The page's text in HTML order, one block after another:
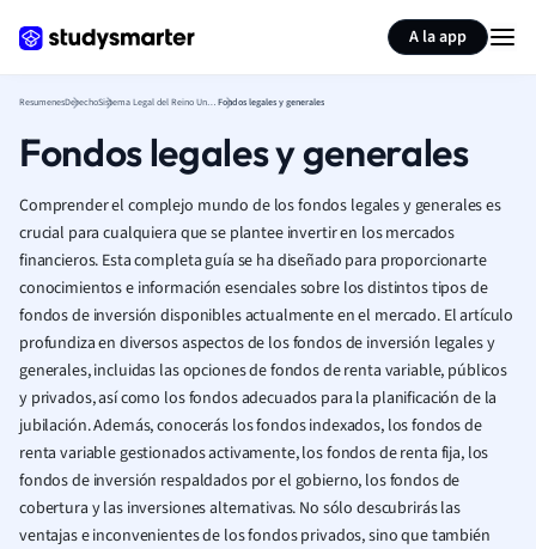
A la app
ResumenesDerecho Sistema Legal del Reino UnidoFondos legales y generales
Fondos legales y generales
Comprender el complejo mundo de los fondos legales y generales es
crucial para cualquiera que se plantee invertir en los mercados
financieros. Esta completa guía se ha diseñado para proporcionarte
conocimientos e información esenciales sobre los distintos tipos de
fondos de inversión disponibles actualmente en el mercado. El artículo
profundiza en diversos aspectos de los fondos de inversión legales y
generales, incluidas las opciones de fondos de renta variable, públicos
y privados, así como los fondos adecuados para la planificación de la
jubilación. Además, conocerás los fondos indexados, los fondos de
renta variable gestionados activamente, los fondos de renta fija, los
fondos de inversión respaldados por el gobierno, los fondos de
cobertura y las inversiones alternativas. No sólo descubrirás las
ventajas e inconvenientes de los fondos privados, sino que también
Resumir página